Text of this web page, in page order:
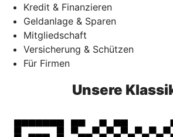
Kredit & Finanzieren
Geldanlage & Sparen
Mitgliedschaft
Versicherung & Schützen
Für Firmen
Unsere